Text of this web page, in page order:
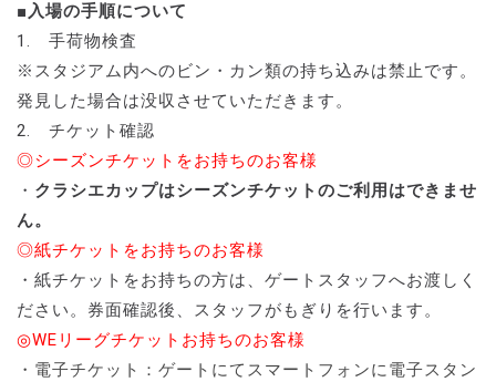
■入場の手順について
1. 手荷物検査
※スタジアム内へのビン・カン類の持ち込みは禁止です。
発見した場合は没収させていただきます。
2. チケット確認
◎シーズンチケットをお持ちのお客様
・ クラシエカップはシーズンチケットのご利用はできませ
ん。
◎紙チケットをお持ちのお客様
・紙チケットをお持ちの方は、ゲートスタッフへお渡しく
ださい。券面確認後、スタッフがもぎりを行います。
◎WEリーグチケットお持ちのお客様
・電子チケット：ゲートにてスマートフォンに電子スタン